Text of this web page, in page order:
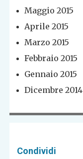
Maggio 2015
Aprile 2015
Marzo 2015
Febbraio 2015
Gennaio 2015
Dicembre 2014
Condividi